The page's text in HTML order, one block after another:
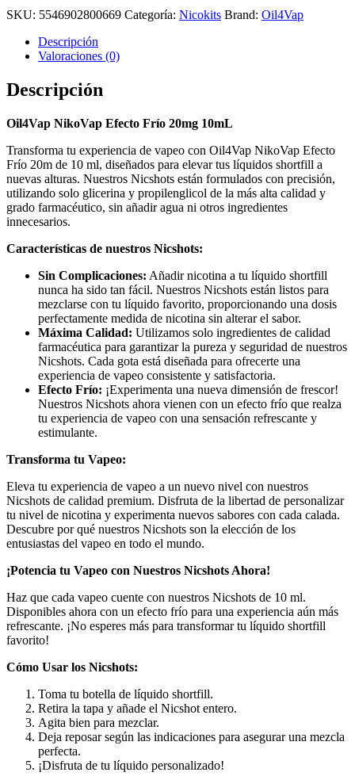
SKU: 5546902800669 Categoría: Nicokits Brand: Oil4Vap
Descripción
Valoraciones (0)
Descripción
Oil4Vap NikoVap Efecto Frío 20mg 10mL
Transforma tu experiencia de vapeo con Oil4Vap NikoVap Efecto
Frío 20m de 10 ml, diseñados para elevar tus líquidos shortfill a
nuevas alturas. Nuestros Nicshots están formulados con precisión,
utilizando solo glicerina y propilenglicol de la más alta calidad y
grado farmacéutico, sin añadir agua ni otros ingredientes
innecesarios.
Características de nuestros Nicshots:
Sin Complicaciones: Añadir nicotina a tu líquido shortfill
nunca ha sido tan fácil. Nuestros Nicshots están listos para
mezclarse con tu líquido favorito, proporcionando una dosis
perfectamente medida de nicotina sin alterar el sabor.
Máxima Calidad: Utilizamos solo ingredientes de calidad
farmacéutica para garantizar la pureza y seguridad de nuestros
Nicshots. Cada gota está diseñada para ofrecerte una
experiencia de vapeo consistente y satisfactoria.
Efecto Frío: ¡Experimenta una nueva dimensión de frescor!
Nuestros Nicshots ahora vienen con un efecto frío que realza
tu experiencia de vapeo con una sensación refrescante y
estimulante.
Transforma tu Vapeo:
Eleva tu experiencia de vapeo a un nuevo nivel con nuestros
Nicshots de calidad premium. Disfruta de la libertad de personalizar
tu nivel de nicotina y experimenta nuevos sabores con cada calada.
Descubre por qué nuestros Nicshots son la elección de los
entusiastas del vapeo en todo el mundo.
¡Potencia tu Vapeo con Nuestros Nicshots Ahora!
Haz que cada vapeo cuente con nuestros Nicshots de 10 ml.
Disponibles ahora con un efecto frío para una experiencia aún más
refrescante. ¡No esperes más para transformar tu líquido shortfill
favorito!
Cómo Usar los Nicshots:
Toma tu botella de líquido shortfill.
Retira la tapa y añade el Nicshot entero.
Agita bien para mezclar.
Deja reposar según las indicaciones para asegurar una mezcla
perfecta.
¡Disfruta de tu líquido personalizado!